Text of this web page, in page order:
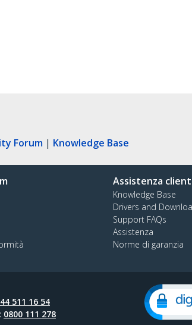
Forum | Knowledge Base
Assistenza
Knowledge Base
Drivers and
Support FAQs
Assistenza
Norme di garanzia
511 16 54
0800 111 278